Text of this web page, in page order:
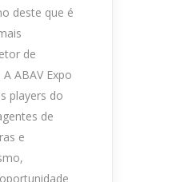
deste que é
de
ABAV Expo
players do
de
e